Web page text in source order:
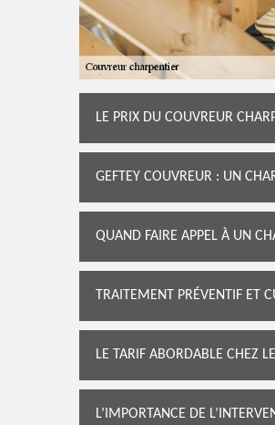
LE PRIX DU COUVREUR
GEFTEY COUVREUR : UN
QUAND FAIRE APPEL À UN
TRAITEMENT PRÉVENTIF ET
LE TARIF ABORDABLE CHEZ
L’IMPORTANCE DE